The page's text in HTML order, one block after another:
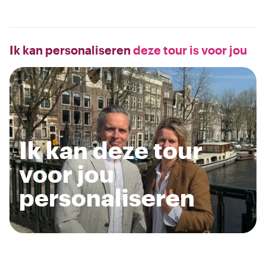
Ik kan personaliseren deze tour is voor jou
Ik kan deze tour
voor jou
personaliseren